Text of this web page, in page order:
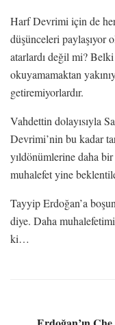
Harf Devrimi için de
düşünceleri paylaşıyor
atarlardı değil mi?
okuyamamaktan
getiremiyorlardır.
Vahdettin dolayısıyla
Devrimi’nin bu kadar
yıldönümlerine daha
muhalefet yine
Tayyip Erdoğan’a
diye. Daha
ki…